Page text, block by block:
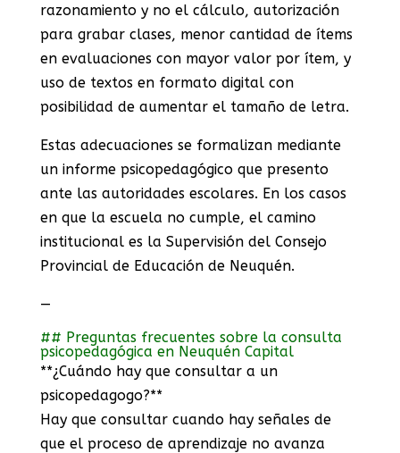
razonamiento y no el cálculo, autorización
para grabar clases, menor cantidad de ítems
en evaluaciones con mayor valor por ítem, y
uso de textos en formato digital con
posibilidad de aumentar el tamaño de letra.
Estas adecuaciones se formalizan mediante
un informe psicopedagógico que presento
ante las autoridades escolares. En los casos
en que la escuela no cumple, el camino
institucional es la Supervisión del Consejo
Provincial de Educación de Neuquén.
—
## Preguntas frecuentes sobre la consulta
psicopedagógica en Neuquén Capital
**¿Cuándo hay que consultar a un
psicopedagogo?**
Hay que consultar cuando hay señales de
que el proceso de aprendizaje no avanza